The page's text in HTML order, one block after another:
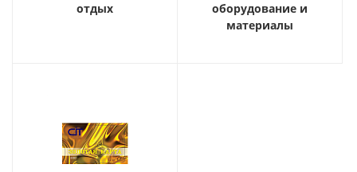
отдых
оборудование и
материалы